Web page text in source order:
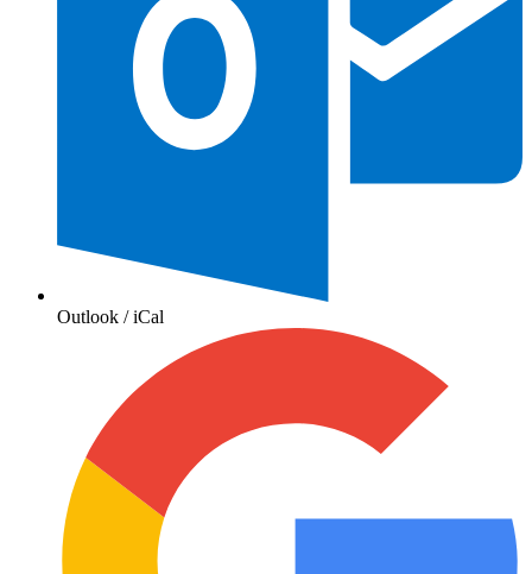
Outlook / iCal